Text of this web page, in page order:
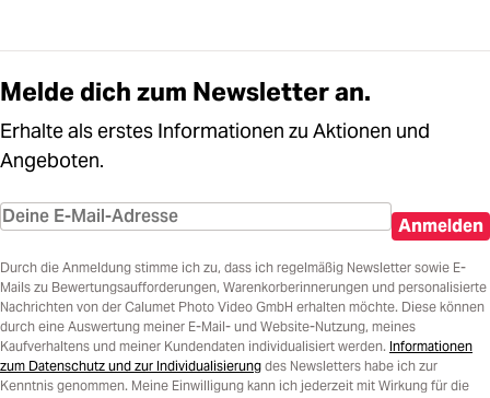
Melde dich zum Newsletter an.
Erhalte als erstes Informationen zu Aktionen und
Angeboten.
Anmelden
Durch die Anmeldung stimme ich zu, dass ich regelmäßig Newsletter sowie E-
Mails zu Bewertungsaufforderungen, Warenkorberinnerungen und personalisierte
Nachrichten von der Calumet Photo Video GmbH erhalten möchte. Diese können
durch eine Auswertung meiner E-Mail- und Website-Nutzung, meines
Kaufverhaltens und meiner Kundendaten individualisiert werden. Informationen
zum Datenschutz und zur Individualisierung des Newsletters habe ich zur
Kenntnis genommen. Meine Einwilligung kann ich jederzeit mit Wirkung für die